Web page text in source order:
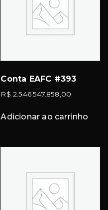
Conta EAFC #393
R$ 2.546.547.858,00
Adicionar ao carrinho